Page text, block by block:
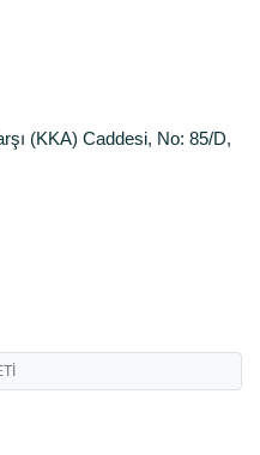
(KKA) Caddesi, No: 85/D,